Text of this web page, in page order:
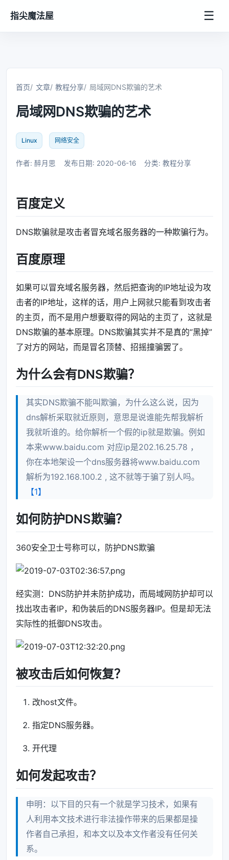
指尖魔法屋 ☰
首页 文章 教程分享 局域网DNS欺骗的艺术
局域网DNS欺骗的艺术
Linux 网络安全
作者: 醉月思 发布日期: 2020-06-16 分类: 教程分享
百度定义
DNS欺骗就是攻击者冒充域名服务器的一种欺骗行为。
百度原理
如果可以冒充域名服务器，然后把查询的IP地址设为攻
击者的IP地址，这样的话，用户上网就只能看到攻击者
的主页，而不是用户想要取得的网站的主页了，这就是
DNS欺骗的基本原理。DNS欺骗其实并不是真的“黑掉”
了对方的网站，而是冒名顶替、招摇撞骗罢了。
为什么会有DNS欺骗？
其实DNS欺骗不能叫欺骗，为什么这么说，因为
dns解析采取就近原则，意思是说谁能先帮我解析
我就听谁的。给你解析一个假的ip就是欺骗。例如
本来www.baidu.com 对应ip是202.16.25.78 ，
你在本地架设一个dns服务器将www.baidu.com
解析为192.168.100.2 , 这不就等于骗了别人吗。
【1】
如何防护DNS欺骗？
360安全卫士号称可以，防护DNS欺骗
经实测：DNS防护并未防护成功，而局域网防护却可以
找出攻击者IP，和伪装后的DNS服务器IP。但是却无法
实际性的抵御DNS攻击。
被攻击后如何恢复？
改host文件。
指定DNS服务器。
开代理
如何发起攻击？
申明：以下目的只有一个就是学习技术，如果有
人利用本文技术进行非法操作带来的后果都是操
作者自己承担，和本文以及本文作者没有任何关
系。